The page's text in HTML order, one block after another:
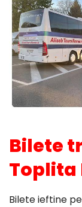
Bilete
Toplita
Bilete ieftine